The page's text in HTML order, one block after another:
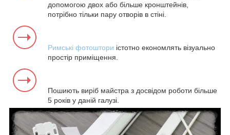
допомогою двох або більше кронштейнів,
потрібно тільки пару отворів в стіні.
Римські фотоштори істотно економлять візуально
простір приміщення.
Пошиють виріб майстра з досвідом роботи більше
5 років у даній галузі.